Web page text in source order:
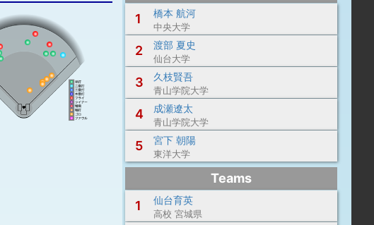
1
橋本 航河
中央大学
2 渡部 夏史
仙台大学
3 久枝賢吾
青山学院大学
4 成瀬遼太
青山学院大学
5 宮下 朝陽
東洋大学
Teams
1
仙台育英
高校 宮城県